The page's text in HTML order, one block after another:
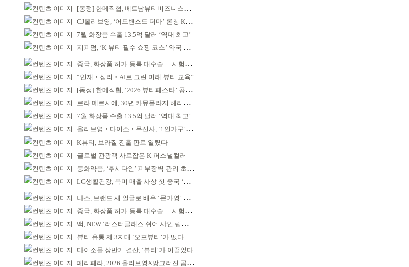
[동정] 한메직협, 베트남뷰티비즈니스협회와 MOU
CJ올리브영, ‘어드밴스드 더마’ 론칭 K더마 육성 박차
7월 화장품 수출 13.5억 달러 ‘역대 최고’
지피덤, ‘K-뷰티 필수 쇼핑 코스’ 약국 공략
중국, 화장품 허가·등록 대수술… 시험자료 공용 허용
“인재‧심리‧AI로 그린 미래 뷰티 교육”
[동정] 한메직협, ‘2026 뷰티페스타’ 공동 주최
로라 메르시에, 30년 카뮤플라지 헤리티지 담아
7월 화장품 수출 13.5억 달러 ‘역대 최고’
올리브영‧다이소‧무신사, ‘1인가구’가 이끈다
K뷰티, 브라질 진출 판로 열렸다
글로벌 관광객 사로잡은 K-퍼스널컬러
동화약품, ‘후시다인’ 피부장벽 관리 초점 ‘리브랜딩’
LG생활건강, 북미 매출 사상 첫 중국 ‘추월’
나스, 브랜드 새 얼굴로 배우 ‘문가영’ 발탁
중국, 화장품 허가·등록 대수술… 시험자료 공용 허용
맥, NEW ‘러스터글래스 쉬어 샤인 립스틱’ 출시
뷰티 유통 제 3지대 ‘오프뷰티’가 떴다
다이소몰 상반기 결산, ‘뷰티’가 이끌었다
페리페라, 2026 올리브영X망그러진 곰 콜라보